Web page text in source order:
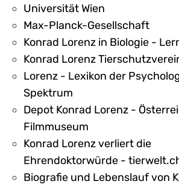
Universität Wien
Max-Planck-Gesellschaft
Konrad Lorenz in Biologie -
Konrad Lorenz
Lorenz - Lexikon der
Spektrum
Depot Konrad Lorenz -
Filmmuseum
Konrad Lorenz verliert die
Ehrendoktorwürde -
Biografie und Lebenslauf von